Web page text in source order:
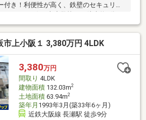
き！利便性が高く、鉄壁のセキュリテ
！好立地で通学も安心です♪住宅街の中
辺の交通量も少なく閑静なエリアであり
小学校など日常で利用する施設の殆どが
実の住環境です。落ち着きと利便性の両
けます。とても大切に住まれていたお家
。是非一度ご覧ください！
市上小阪１ 3,380万円 4LDK
3,380万円
間取り 4LDK
建物面積132.03m2
土地面積63.94m2
築年月 1993年3月(築33年6ヶ月)
近鉄大阪線 長瀬駅 徒歩9分